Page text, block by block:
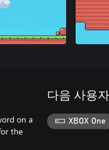
on a
the
다음 사용
XBOX One